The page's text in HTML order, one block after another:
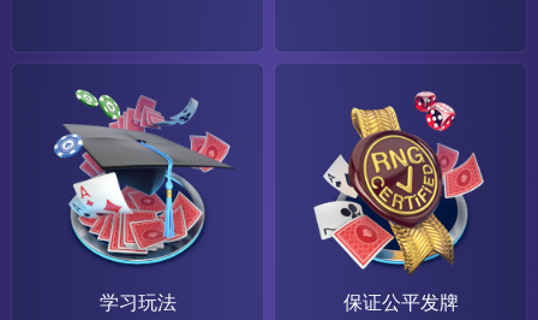
学习玩法 保证公平发牌